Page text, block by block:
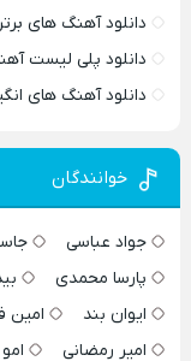
دانلود آهنگ های برتر
دانلود پلی لیست آهنگ
دانلود آهنگ های
خوانندگان
جواد عباسی
پارسا محمدی
ایوان بند
امین
امیر رمضانی